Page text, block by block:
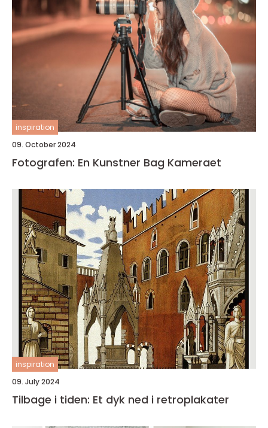
inspiration
09. October 2024
Fotografen: En Kunstner Bag Kameraet
inspiration
09. July 2024
Tilbage i tiden: Et dyk ned i retroplakater